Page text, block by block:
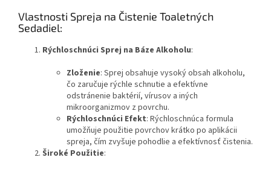
Vlastnosti Spreja na Čistenie Toaletných
Sedadiel:
Rýchloschnúci Sprej na Báze Alkoholu:
Zloženie: Sprej obsahuje vysoký obsah alkoholu,
čo zaručuje rýchle schnutie a efektívne
odstránenie baktérií, vírusov a iných
mikroorganizmov z povrchu.
Rýchloschnúci Efekt: Rýchloschnúca formula
umožňuje použitie povrchov krátko po aplikácii
spreja, čím zvyšuje pohodlie a efektívnosť čistenia.
Široké Použitie: